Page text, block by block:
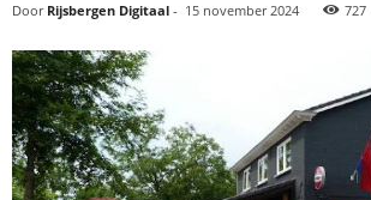
Door Rijsbergen Digitaal - 15 november 2024 727